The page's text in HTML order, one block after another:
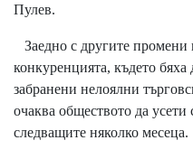
Пулев.
Заедно с другите промени
конкуренцията, където
забранени нелоялни
очаква обществото да
следващите няколко месеца.